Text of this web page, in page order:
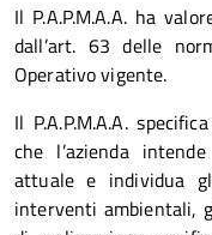
Il P.A.P.M.A.A. ha
dall’art. 63 delle
Operativo vigente.
Il P.A.P.M.A.A.
che l’azienda
attuale e individua
interventi ambientali,